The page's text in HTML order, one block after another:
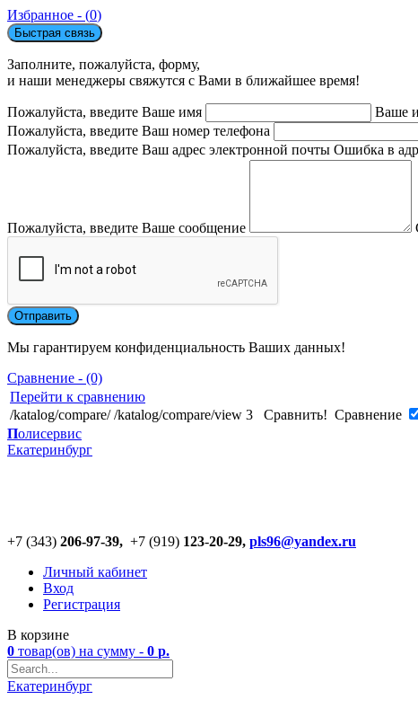
Избранное - (0)
Быстрая связь
Заполните, пожалуйста, форму,
и наши менеджеры свяжутся с Вами в ближайшее время!
Пожалуйста, введите Ваше имя
Ваше
Пожалуйста, введите Ваш номер телефона
Пожалуйста, введите Ваш адрес электронной почты Ошибка в
Пожалуйста, введите Ваше сообщение
Мы гарантируем конфиденциальность Ваших данных!
Сравнение - (0)
Перейти к сравнению
/katalog/compare/ /katalog/compare/view 3 Сравнить! Cравнение
Полисервис
Екатеринбург
+7 (343) 206-97-39, +7 (919) 123-20-29, pls96@yandex.ru
Личный кабинет
Вход
Регистрация
В корзине
0 товар(ов) на сумму - 0 р.
Екатеринбург